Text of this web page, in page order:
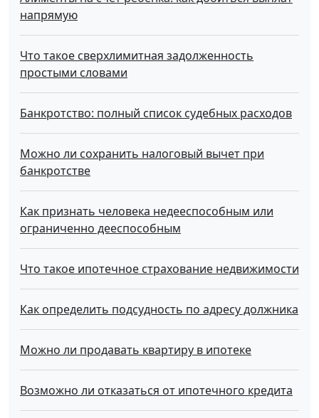
напрямую
Что такое сверхлимитная задолженность
простыми словами
Банкротство: полный список судебных расходов
Можно ли сохранить налоговый вычет при
банкротстве
Как признать человека недееспособным или
ограниченно дееспособным
Что такое ипотечное страхование недвижимости
Как определить подсудность по адресу должника
Можно ли продавать квартиру в ипотеке
Возможно ли отказаться от ипотечного кредита